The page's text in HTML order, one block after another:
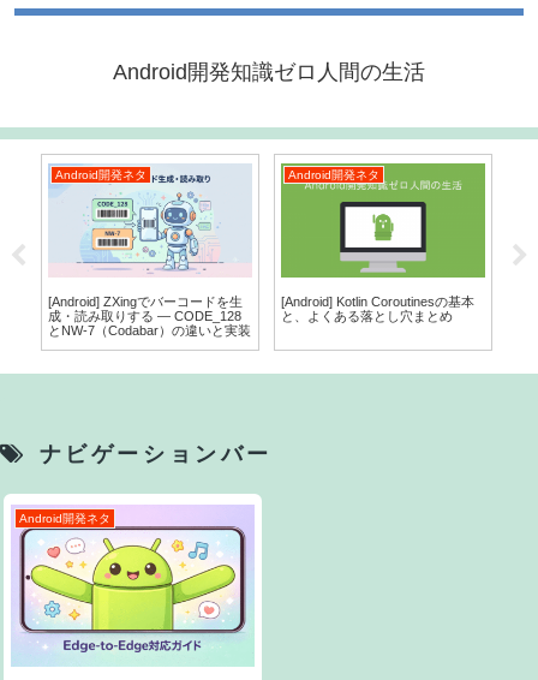
Android開発知識ゼロ人間の生活
Android開発ネタ
[Android] ZXingでバーコードを生
成・読み取りする ― CODE_128
とNW-7（Codabar）の違いと実装
Android開発ネタ
[Android] Kotlin Coroutinesの基本
と、よくある落とし穴まとめ
ナビゲーションバー
Android開発ネタ